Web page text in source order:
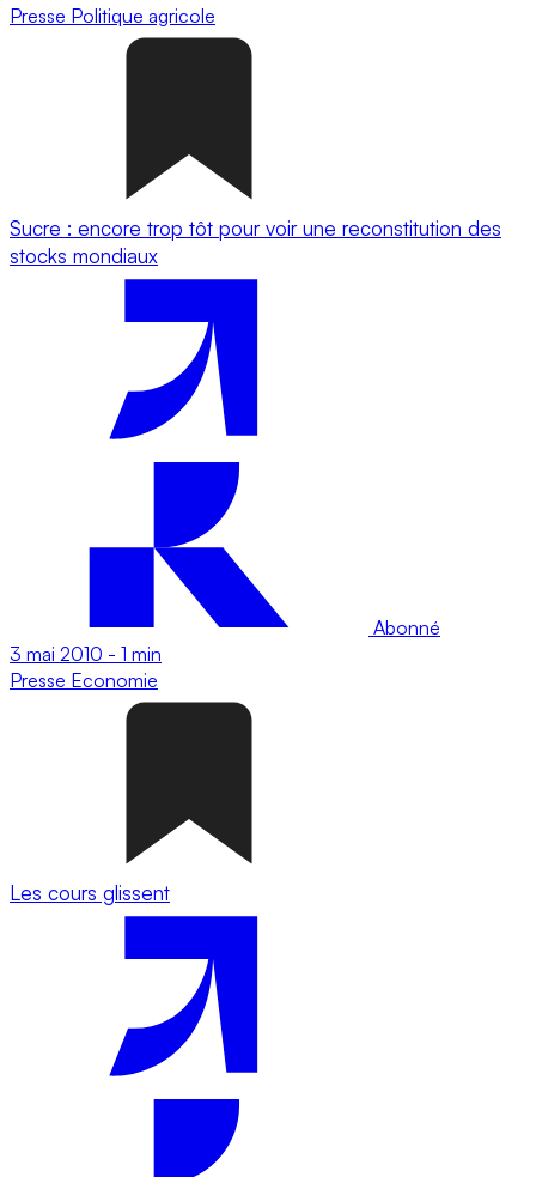
Presse Politique agricole
Sucre : encore trop tôt pour voir une reconstitution des
stocks mondiaux
Abonné
3 mai 2010 - 1 min
Presse Economie
Les cours glissent